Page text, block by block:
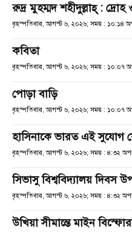
রুদ্র মুহম্মদ শহীদুল্লাহ্ : দ্রোহ
বৃহস্পতিবার, আগস্ট ৬, ২০২৬; সময় : ১০:১৪
কবিতা
বৃহস্পতিবার, আগস্ট ৬, ২০২৬; সময় : ১০:০৭
পোড়া বাড়ি
বৃহস্পতিবার, আগস্ট ৬, ২০২৬; সময় : ১০:০৭
হাসিনাকে ভারত এই সুযোগ
বৃহস্পতিবার, আগস্ট ৬, ২০২৬; সময় : ৪:৩২
সিভাসু বিশ্ববিদ্যালয় দিবস
বৃহস্পতিবার, আগস্ট ৬, ২০২৬; সময় : ৪:৩২
উখিয়া সীমান্তে মাইন